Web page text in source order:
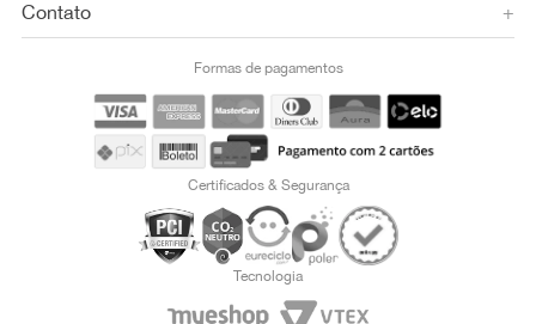
Contato +
Formas de pagamentos
Certificados & Segurança
Tecnologia